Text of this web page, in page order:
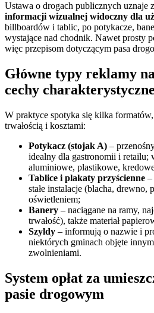
Ustawa o drogach publicznych uznaje
informacji wizualnej widoczny dla
billboardów i tablic, po potykacze,
wystające nad chodnik. Nawet prosty
więc przepisom dotyczącym pasa
Główne typy reklamy
cechy charakterystyczne
W praktyce spotyka się kilka
trwałością i kosztami:
Potykacz (stojak A) –
idealny dla gastronomii i retailu;
aluminiowe, plastikowe,
Tablice i plakaty przyścienne –
stałe instalacje (blacha, drewno,
oświetleniem;
Banery – naciągane na ramy,
trwałość), także materiał
Szyldy – informują o nazwie i
niektórych gminach objęte
zwolnieniami.
System opłat za
pasie drogowym